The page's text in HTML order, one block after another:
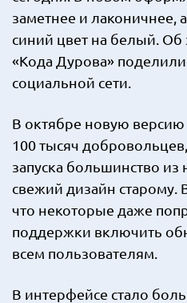
заметнее и лаконичнее,
синий цвет на белый. Об
«Кода Дурова»
социальной сети.
В октябре новую версию
100 тысяч
запуска большинство из
свежий дизайн старому.
что некоторые даже
поддержки включить
всем пользователям.
В интерфейсе стало